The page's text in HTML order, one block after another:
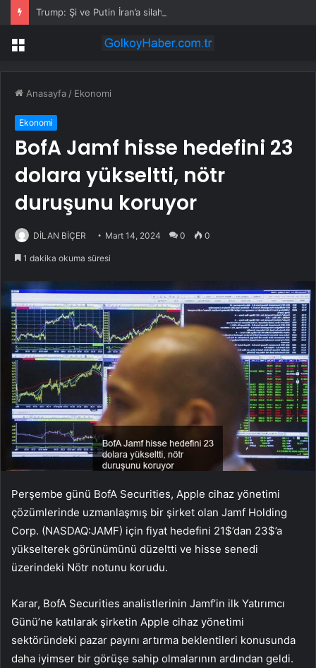
Trump: Şi ve Putin İran’a silah satmayacaklarını söyledi
Menü
Anasayfa / Ekonomi
Ekonomi
BofA Jamf hisse hedefini 23
dolara yükseltti, nötr
duruşunu koruyor
DİLAN BİÇER Mart 14, 2024 0 0
1 dakika okuma süresi
Perşembe günü BofA Securities, Apple cihaz yönetimi
çözümlerinde uzmanlaşmış bir şirket olan Jamf Holding
Corp. (NASDAQ:JAMF) için fiyat hedefini 21$’dan 23$’a
yükselterek görünümünü düzeltti ve hisse senedi
üzerindeki Nötr notunu korudu.
Karar, BofA Securities analistlerinin Jamf’in ilk Yatırımcı
Günü’ne katılarak şirketin Apple cihaz yönetimi
sektöründeki pazar payını artırma beklentileri konusunda
daha iyimser bir görüşe sahip olmalarının ardından geldi.